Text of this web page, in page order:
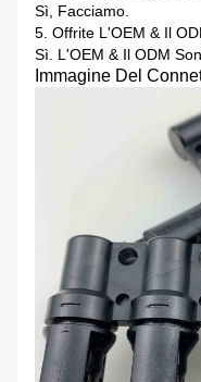
Sì, Facciamo.
5. Offrite L'OEM & Il
Sì. L'OEM & Il ODM
Immagine Del